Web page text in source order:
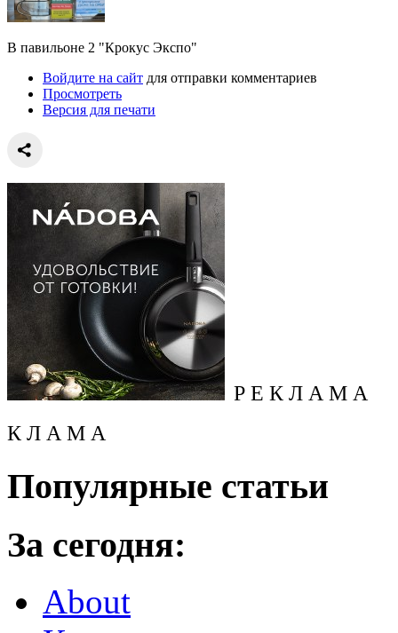
В павильоне 2 "Крокус Экспо"
Войдите на сайт для отправки комментариев
Просмотреть
Версия для печати
Р Е К Л А М А
К Л А М А
Популярные статьи
За сегодня:
About